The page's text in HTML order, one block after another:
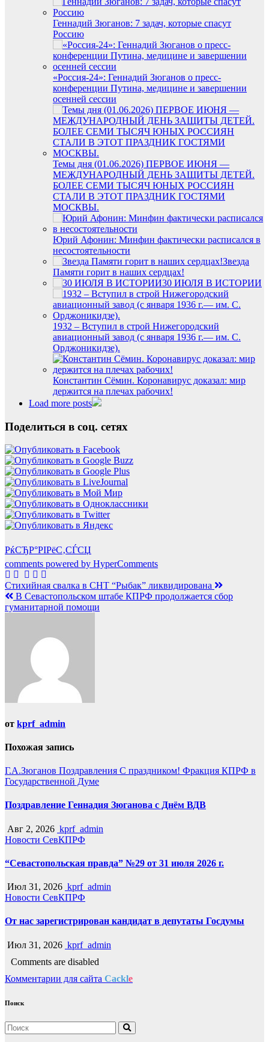
Геннадий Зюганов: 7 задач, которые спасут
Россию
«Россия-24»: Геннадий Зюганов о пресс-
конференции Путина, медицине и завершении
осенней сессии
Темы дня (01.06.2026) ПЕРВОЕ ИЮНЯ —
МЕЖДУНАРОДНЫЙ ДЕНЬ ЗАЩИТЫ ДЕТЕЙ.
БОЛЕЕ СЕМИ ТЫСЯЧ ЮНЫХ РОССИЯН
СТАЛИ В ЭТОТ ПРАЗДНИК ГОСТЯМИ
МОСКВЫ.
Юрий Афонин: Минфин фактически расписался в
несостоятельности
Звезда
Памяти горит в наших сердцах!
30 ИЮЛЯ В ИСТОРИИ
1932 – Вступил в строй Нижегородский
авиационный завод (с января 1936 г.— им. С.
Орджоникидзе).
Константин Сёмин. Коронавирус доказал: мир
держится на плечах рабочих!
Load more posts
Поделиться в соц. сетях
РќСЂР°РІРёС‚СЃСЏ
comments powered by HyperComments
Навигация
по
Стихийная свалка в СНТ “Рыбак” ликвидирована
В Севастопольском штабе КПРФ продолжается сбор
гуманитарной помощи
от kprf_admin
Похожая запись
Г.А.Зюганов Поздравления С праздником! Фракция КПРФ в
Государственной Думе
Поздравление Геннадия Зюганова с Днём ВДВ
Авг 2, 2026 kprf_admin
Новости СевКПРФ
“Севастопольская правда” №29 от 31 июля 2026 г.
Июл 31, 2026 kprf_admin
Новости СевКПРФ
От нас зарегистрирован кандидат в депутаты Госдумы
Июл 31, 2026 kprf_admin
Comments are disabled
Комментарии для сайта Cackle
Поиск